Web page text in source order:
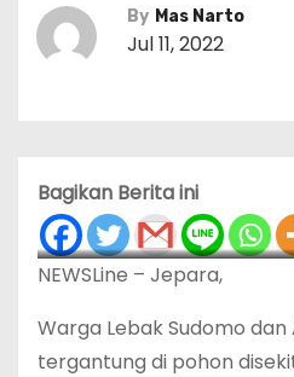
By Mas Narto
Jul 11, 2022
Bagikan Berita ini
NEWSLine – Jepara,
Warga Lebak Sudomo
tergantung di pohon